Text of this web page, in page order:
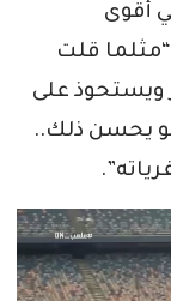
أقوى
“مثلما قلت
ويستحوذ على
يحسن ذلك..